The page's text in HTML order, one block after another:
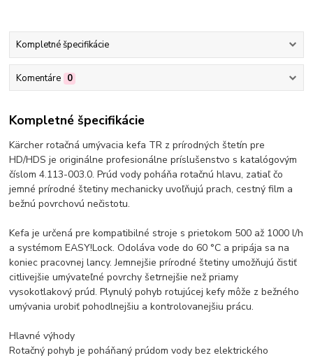
Kompletné špecifikácie
Komentáre 0
Kompletné špecifikácie
Kärcher rotačná umývacia kefa TR z prírodných štetín pre
HD/HDS je originálne profesionálne príslušenstvo s katalógovým
číslom 4.113-003.0. Prúd vody poháňa rotačnú hlavu, zatiaľ čo
jemné prírodné štetiny mechanicky uvoľňujú prach, cestný film a
bežnú povrchovú nečistotu.
Kefa je určená pre kompatibilné stroje s prietokom 500 až 1000 l/h
a systémom EASY!Lock. Odoláva vode do 60 °C a pripája sa na
koniec pracovnej lancy. Jemnejšie prírodné štetiny umožňujú čistiť
citlivejšie umývateľné povrchy šetrnejšie než priamy
vysokotlakový prúd. Plynulý pohyb rotujúcej kefy môže z bežného
umývania urobiť pohodlnejšiu a kontrolovanejšiu prácu.
Hlavné výhody
Rotačný pohyb je poháňaný prúdom vody bez elektrického